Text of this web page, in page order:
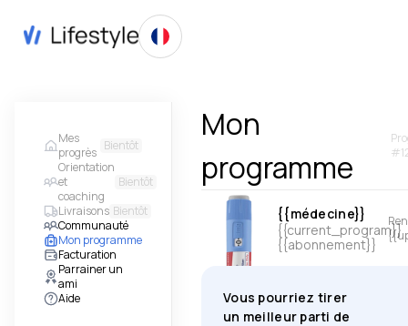
Mes
progrès Bientôt
Orientation
et
coaching
Bientôt
Livraisons Bientôt
Communauté
Mon programme
Facturation
Parrainer un
ami
Aide
Mon
programme
{{médecine}}
{{current_program}}
{{abonnement}}
Vous pourriez tirer
un meilleur parti de